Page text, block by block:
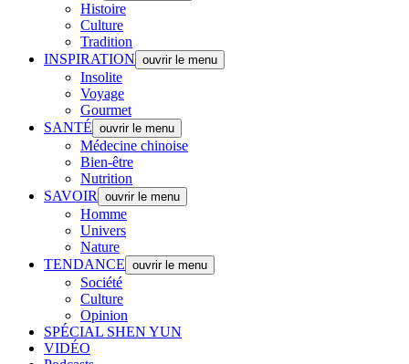
Histoire
Culture
Tradition
INSPIRATION ouvrir le menu
Insolite
Voyage
Gourmet
SANTÉ ouvrir le menu
Médecine chinoise
Bien-être
Nutrition
SAVOIR
ouvrir le menu
Homme
Univers
Nature
TENDANCE ouvrir le menu
Société
Culture
Opinion
SPÉCIAL SHEN YUN
VIDÉO